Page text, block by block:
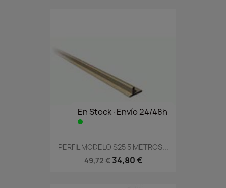
En Stock·Envío 24/48h
PERFIL MODELO S25 5 METROS...
49,72 € 34,80 €